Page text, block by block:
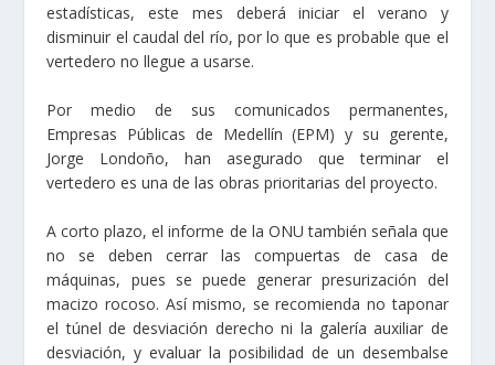
estadísticas, este mes deberá iniciar el verano y
disminuir el caudal del río, por lo que es probable que el
vertedero no llegue a usarse.
Por medio de sus comunicados permanentes,
Empresas Públicas de Medellín (EPM) y su gerente,
Jorge Londoño, han asegurado que terminar el
vertedero es una de las obras prioritarias del proyecto.
A corto plazo, el informe de la ONU también señala que
no se deben cerrar las compuertas de casa de
máquinas, pues se puede generar presurización del
macizo rocoso. Así mismo, se recomienda no taponar
el túnel de desviación derecho ni la galería auxiliar de
desviación, y evaluar la posibilidad de un desembalse